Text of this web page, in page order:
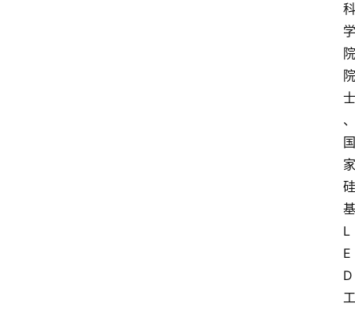
科
学
院
院
士
、
国
家
硅
基
L
E
D
工